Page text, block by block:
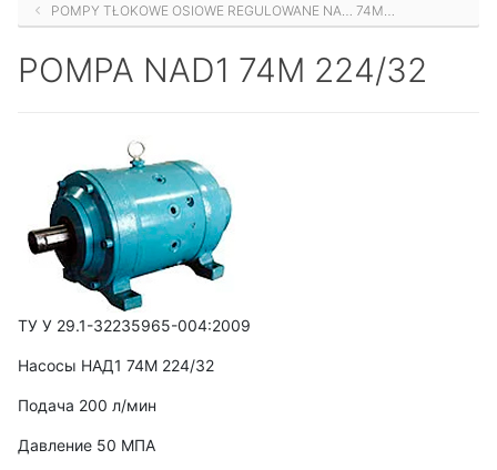
POMPY TŁOKOWE OSIOWE REGULOWANE NA… 74M…
POMPA NAD1 74М 224/32
ТУ У 29.1-32235965-004:2009
Насосы НАД1 74М 224/32
Подача 200 л/мин
Давление 50 МПА